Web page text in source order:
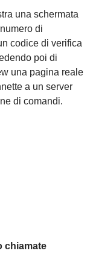
una schermata
di
codice di verifica
poi di
una pagina reale
a un server
di comandi.
chiamate